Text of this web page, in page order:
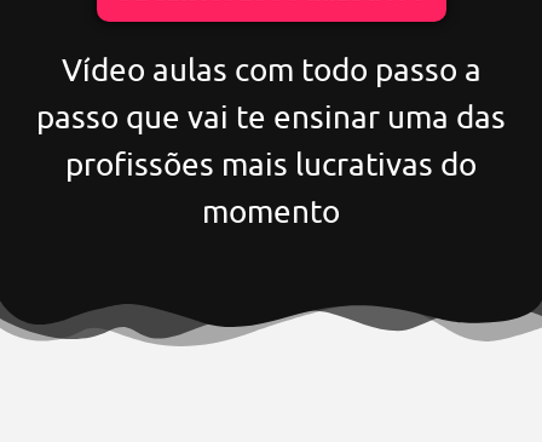
Vídeo aulas com todo passo a
passo que vai te ensinar uma das
profissões mais lucrativas do
momento